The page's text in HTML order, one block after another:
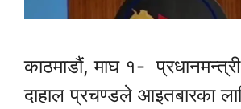
काठमाडौं, माघ १-
दाहाल प्रचण्डले आइतबारका